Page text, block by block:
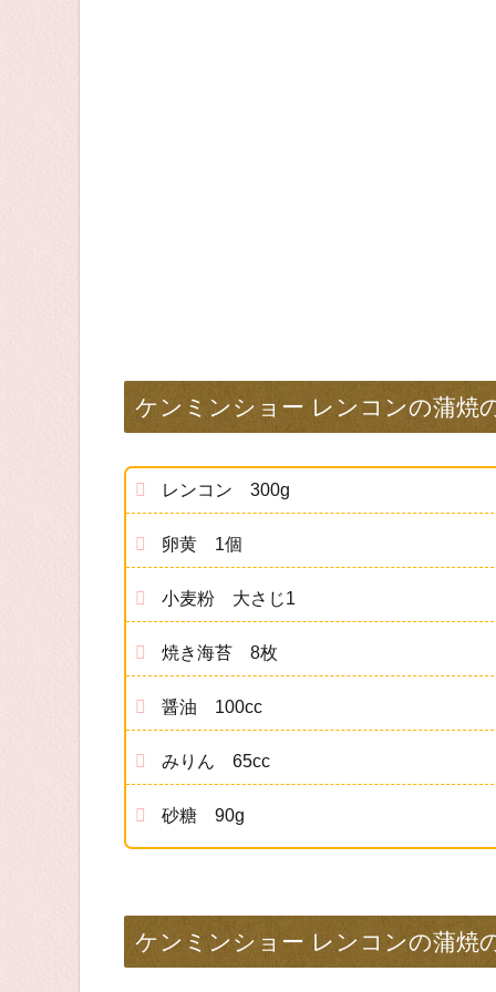
ケンミンショー レンコンの蒲焼
レンコン 300g
卵黄 1個
小麦粉 大さじ1
焼き海苔 8枚
醤油 100cc
みりん 65cc
砂糖 90g
ケンミンショー レンコンの蒲焼